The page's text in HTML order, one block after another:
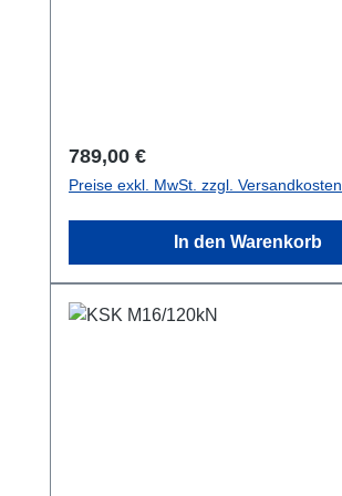
Regulärer Preis:
789,00 €
Preise exkl. MwSt. zzgl. Versandkosten
In den Warenkorb